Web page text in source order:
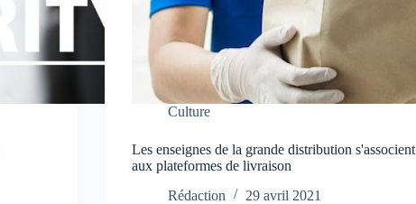
Culture
Les enseignes de la grande distribution s'associent
aux plateformes de livraison
Rédaction
29 avril 2021